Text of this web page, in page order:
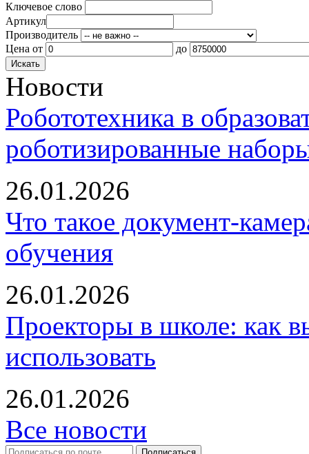
Ключевое слово
Артикул
Производитель
Цена от до
Новости
Робототехника в
роботизированные
26.01.2026
Что такое документ-
обучения
26.01.2026
Проекторы в школе: как
использовать
26.01.2026
Все новости